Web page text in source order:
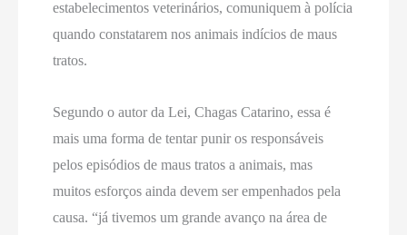
estabelecimentos veterinários, comuniquem à polícia
quando constatarem nos animais indícios de maus
tratos.
Segundo o autor da Lei, Chagas Catarino, essa é
mais uma forma de tentar punir os responsáveis
pelos episódios de maus tratos a animais, mas
muitos esforços ainda devem ser empenhados pela
causa. “já tivemos um grande avanço na área de